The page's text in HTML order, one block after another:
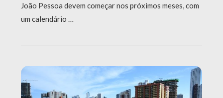
João Pessoa devem começar nos próximos meses, com
um calendário …